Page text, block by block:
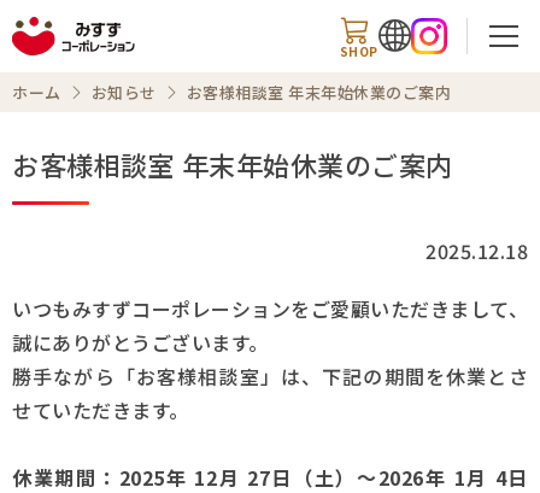
SHOP
商品情報
知る・楽しむ
レシピ
お知らせ
ホーム お知らせ お客様相談室 年末年始休業のご案内
お客様相談室 年末年始休業のご案内
2025.12.18
いつもみすずコーポレーションをご愛顧いただきまして、
誠にありがとうございます。
勝手ながら「お客様相談室」は、下記の期間を休業とさ
せていただきます。
休業期間：2025年 12月 27日（土）～2026年 1月 4日